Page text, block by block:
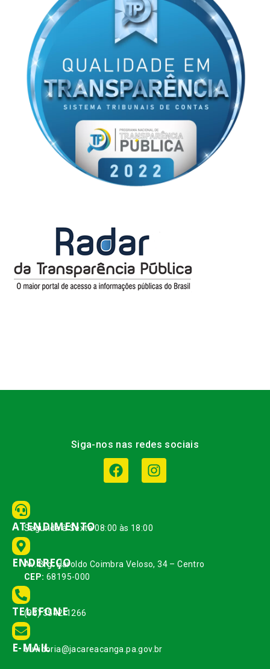
Siga-nos nas redes sociais
ATENDIMENTO
Segunda à Sexta 08:00 às 18:00
ENDEREÇO
Av. Brg. Haroldo Coimbra Veloso, 34 – Centro
CEP: 68195-000
TELEFONE
(93) 3542-1266
E-MAIL
ouvidoria@jacareacanga.pa.gov.br